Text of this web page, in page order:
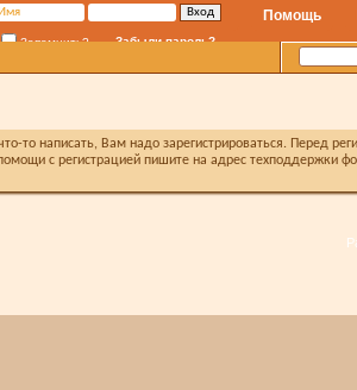
Помощь
Запомнить? Забыли пароль?
написать, Вам надо зарегистрироваться. Перед
с регистрацией пишите на адрес техподдержки